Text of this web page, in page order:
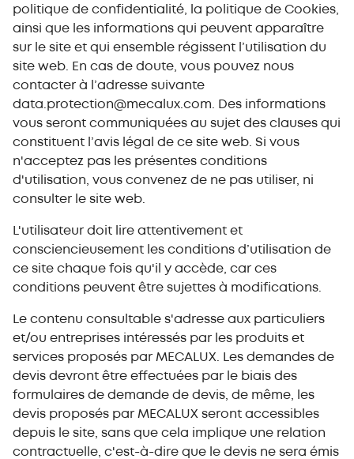
politique de confidentialité, la politique de Cookies,
ainsi que les informations qui peuvent apparaître
sur le site et qui ensemble régissent l’utilisation du
site web. En cas de doute, vous pouvez nous
contacter à l’adresse suivante
data.protection@mecalux.com. Des informations
vous seront communiquées au sujet des clauses qui
constituent l’avis légal de ce site web. Si vous
n'acceptez pas les présentes conditions
d'utilisation, vous convenez de ne pas utiliser, ni
consulter le site web.
L'utilisateur doit lire attentivement et
consciencieusement les conditions d’utilisation de
ce site chaque fois qu'il y accède, car ces
conditions peuvent être sujettes à modifications.
Le contenu consultable s'adresse aux particuliers
et/ou entreprises intéressés par les produits et
services proposés par MECALUX. Les demandes de
devis devront être effectuées par le biais des
formulaires de demande de devis, de même, les
devis proposés par MECALUX seront accessibles
depuis le site, sans que cela implique une relation
contractuelle, c'est-à-dire que le devis ne sera émis